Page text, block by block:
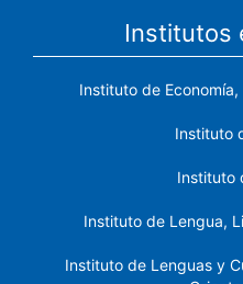
Institutos
Instituto de
Instituto
Instituto
Instituto de Lengua,
Instituto de Lenguas y